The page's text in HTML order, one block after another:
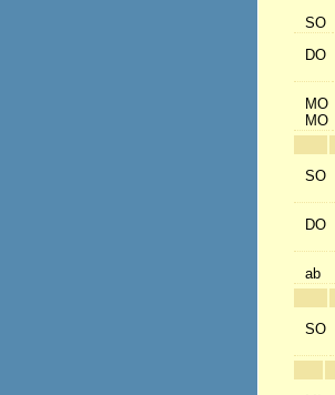
SO
DO
MO
MO
SO
DO
ab
SO